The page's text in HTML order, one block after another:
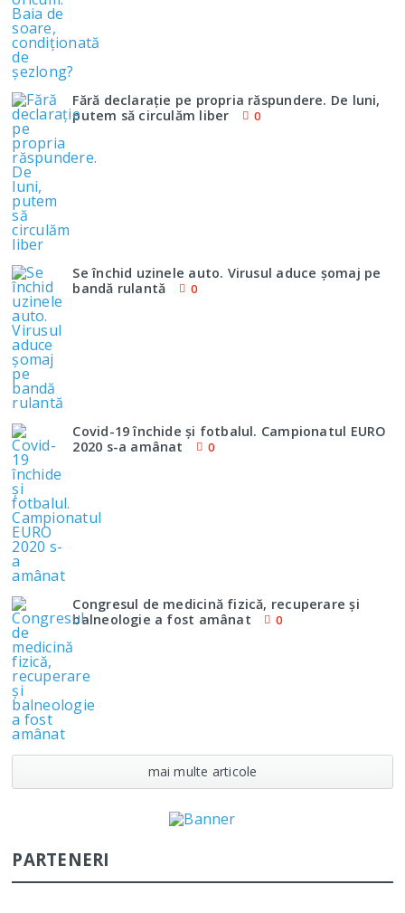
Fără declaraţie pe propria răspundere. De luni,
putem să circulăm liber
0
Se închid uzinele auto. Virusul aduce şomaj pe
bandă rulantă
0
Covid-19 închide şi fotbalul. Campionatul EURO
2020 s-a amânat
0
Congresul de medicină fizică, recuperare şi
balneologie a fost amânat
0
mai multe articole
PARTENERI